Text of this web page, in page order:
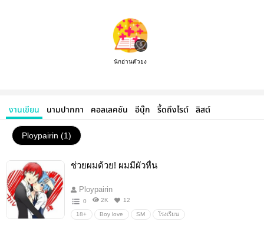
นักอ่านตัวยง
งานเขียน นามปากกา คอลเลคชัน อีบุ๊ก รี้ดถึงไรต์ ลิสต์
Ploypairin (1)
ช่วยผมด้วย! ผมมีผัวหื่น
Ploypairin
0 2K 12
18+ Boy love SM โรงเรียน